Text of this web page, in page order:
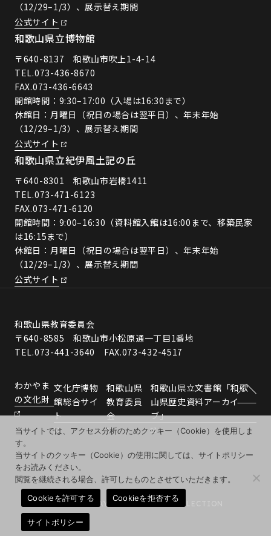
（12/29–1/3）、展示替え期間
公式サイト
和歌山県立博物館
〒640-8137 和歌山市吹上1-4-14
TEL.073-436-8670
FAX.073-436-6643
開館時間：9:30–17:00（入場は16:30まで）
休館日：月曜日（祝日の場合は翌平日）、年末年始
（12/29–1/3）、展示替え期間
公式サイト
和歌山県立紀伊風土記の丘
〒640-8301 和歌山市岩橋1411
TEL.073-471-6123
FAX.073-471-6120
開館時間：9:00–16:30（資料館入館は16:00まで、移築民家
は16:15まで）
休館日：月曜日（祝日の場合は翌平日）、年末年始
（12/29–1/3）、展示替え期間
公式サイト
和歌山県教育委員会
〒640-8585 和歌山市小松原通一丁目1番地
TEL.073-441-3640 FAX.073-432-4517
わかやま
の文化財
文化庁博物
館総合サイ
ト
和歌山県
教育委員
会
和歌山県立文書館「和歌
山県歴史資料アーカイ
ブ」
© 2026 WAKAYAMA MUSEUMS COLLECTION
当サイトでは、アクセス分析のためクッキー（Cookie）を使用しま
す。
当サイトのクッキー（Cookie）の使用に関しては、サイトポリシー
をお読みください。
閲覧を継続される場合、許可したものとさせていただきます。
Cookieを許可する
Cookieを拒否する
サイトポリシー